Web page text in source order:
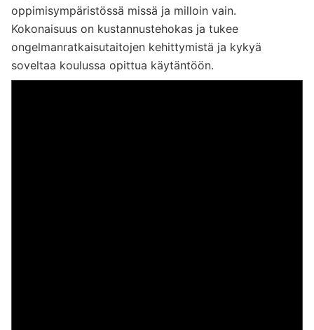
oppimisympäristössä missä ja milloin vain.
Kokonaisuus on kustannustehokas ja tukee
ongelmanratkaisutaitojen kehittymistä ja kykyä
soveltaa koulussa opittua käytäntöön.